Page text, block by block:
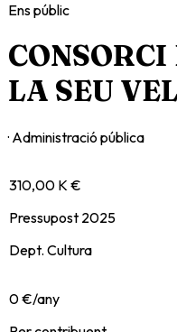
Ens públic
LA SEU
· Administració pública
310,00 K €
Pressupost 2025
Dept. Cultura
0 €/any